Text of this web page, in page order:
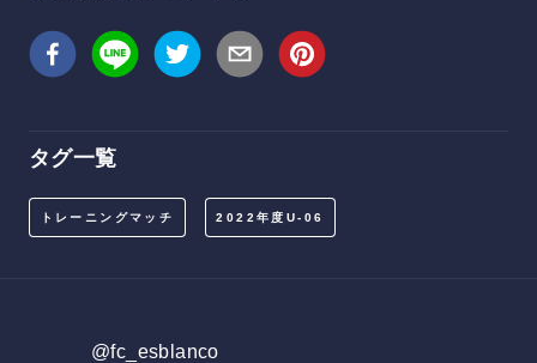
タグ一覧
トレーニングマッチ 2022年度U-06
@fc_esblanco